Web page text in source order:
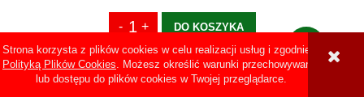
Strona korzysta z plików cookies w celu realizacji usług i zgodnie z
Polityką Plików Cookies. Możesz określić warunki przechowywania
lub dostępu do plików cookies w Twojej przeglądarce.
DO KOSZYKA